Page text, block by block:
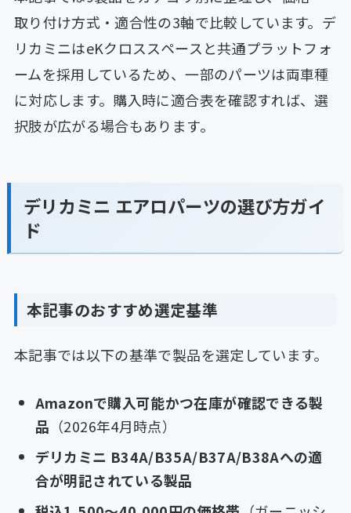
取り付け方式・適合性の3軸で比較しています。デ
リカミニはeKクロススペースと共通プラットフォ
ームを採用しているため、一部のパーツは両車種
に対応します。購入時に適合表を確認すれば、選
択肢が広がる場合もあります。
デリカミニ エアロパーツの選び方ガイ
ド
本記事のおすすめ選定基準
本記事では以下の基準で製品を選定しています。
Amazonで購入可能かつ在庫が確認できる製
品 （2026年4月時点）
デリカミニ B34A/B35A/B37A/B38Aへの適
合が明記されている製品